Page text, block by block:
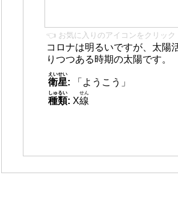
👈 お気に入りのアイコンをクリック
コロナは明るいですが、太陽
りつつある時期の太陽です。
衛星
えいせい
:
「ようこう」
種類
しゅるい
: X線
せん